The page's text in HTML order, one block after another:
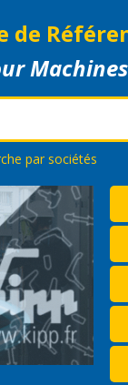
de
par sociétés